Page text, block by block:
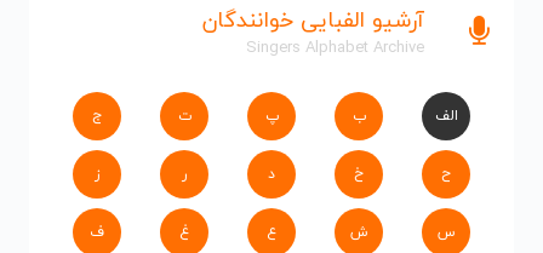
آرشیو الفبایی خوانندگان
Singers Alphabet Archive
الف ب پ ت ج
ح خ د ر ز
س ش ع غ ف